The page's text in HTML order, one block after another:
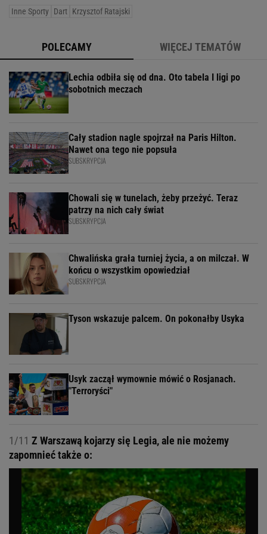
Inne Sporty Dart Krzysztof Ratajski
POLECAMY WIĘCEJ TEMATÓW
Lechia odbiła się od dna. Oto tabela I ligi po
sobotnich meczach
Cały stadion nagle spojrzał na Paris Hilton.
Nawet ona tego nie popsuła
SUBSKRYPCJA
Chowali się w tunelach, żeby przeżyć. Teraz
patrzy na nich cały świat
SUBSKRYPCJA
Chwalińska grała turniej życia, a on milczał. W
końcu o wszystkim opowiedział
SUBSKRYPCJA
Tyson wskazuje palcem. On pokonałby Usyka
Usyk zaczął wymownie mówić o Rosjanach.
"Terroryści"
1/11 Z Warszawą kojarzy się Legia, ale nie możemy
zapomnieć także o: